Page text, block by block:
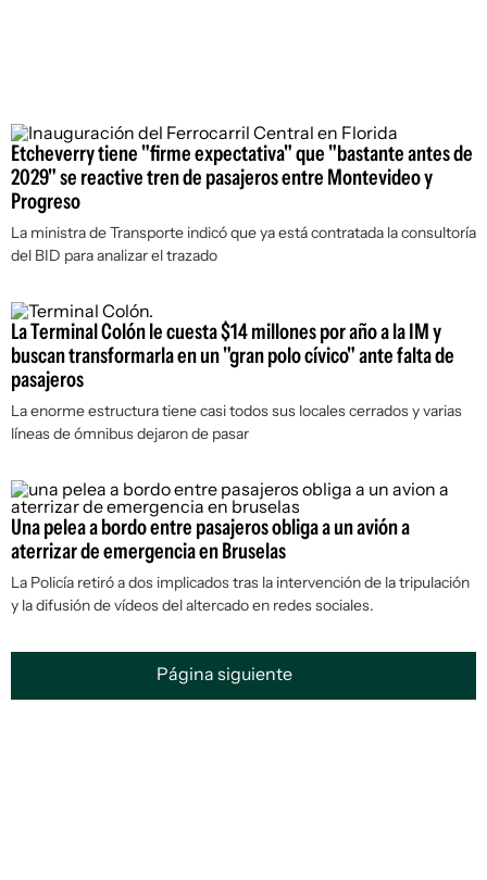
Etcheverry tiene "firme expectativa" que "bastante antes de
2029" se reactive tren de pasajeros entre Montevideo y
Progreso
La ministra de Transporte indicó que ya está contratada la consultoría
del BID para analizar el trazado
La Terminal Colón le cuesta $14 millones por año a la IM y
buscan transformarla en un "gran polo cívico" ante falta de
pasajeros
La enorme estructura tiene casi todos sus locales cerrados y varias
líneas de ómnibus dejaron de pasar
Una pelea a bordo entre pasajeros obliga a un avión a
aterrizar de emergencia en Bruselas
La Policía retiró a dos implicados tras la intervención de la tripulación
y la difusión de vídeos del altercado en redes sociales.
Página siguiente